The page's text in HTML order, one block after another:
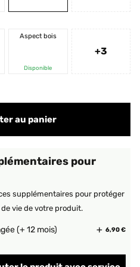
Aspect bois
Disponible
+3
au panier
pour
supplémentaires pour protéger
vie de votre produit.
(+ 12 mois) 6,90 €